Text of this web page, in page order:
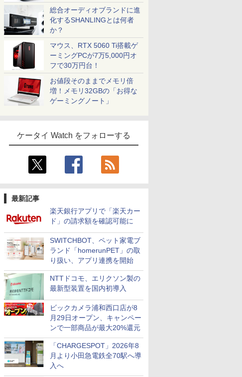
総合オーディオブランドに進
化するSHANLINGとは何者
か？
マウス、RTX 5060 Ti搭載ゲ
ーミングPCが7万5,000円オ
フで30万円台！
お値段そのままでメモリ倍
増！メモリ32GBの「お得な
ゲーミングノート」
ケータイ Watch をフォローする
最新記事
楽天銀行アプリで「楽天カー
ド」の請求額を確認可能に
SWITCHBOT、ペット家電ブ
ランド「homerunPET」の取
り扱い、アプリ連携を開始
NTTドコモ、エリクソン製の
最新型装置を国内初導入
ビックカメラ浦和西口店が8
月29日オープン、キャンペー
ンで一部商品が最大20%還元
「CHARGESPOT」2026年8
月より小田急電鉄全70駅へ導
入へ